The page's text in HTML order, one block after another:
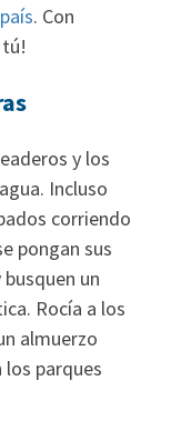
. Con
y los
Incluso
corriendo
pongan sus
un
Rocía a los
almuerzo
los parques